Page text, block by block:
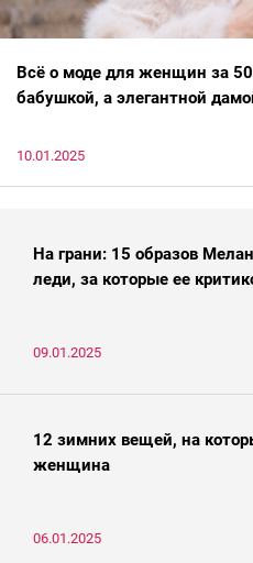
Всё о моде для женщин за
бабушкой, а элегантной
10.01.2025
На грани: 15 образов
леди, за которые ее
09.01.2025
12 зимних вещей, на
женщина
06.01.2025